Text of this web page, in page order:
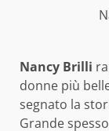
Nancy Brilli
donne più
segnato la
Grande